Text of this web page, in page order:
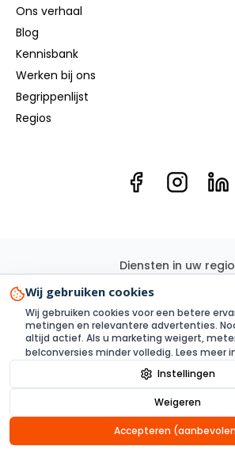
Wij gebruiken cookies
Wij gebruiken cookies voor een betere
metingen en relevantere advertenties.
altijd actief. Als u marketing weigert,
belconversies minder volledig. Lees meer
Instellingen
Weigeren
Accepteren
Ons verhaal
Blog
Kennisbank
Werken bij ons
Begrippenlijst
Regios
Diensten in uw regio
ElektricienGroepenkast
3 FaseElektra aanleggen
Elektra inspectie
© 2025 Steenbergen Elektriciens-
Elektriciens B.V.
Voorwaarden Alle links